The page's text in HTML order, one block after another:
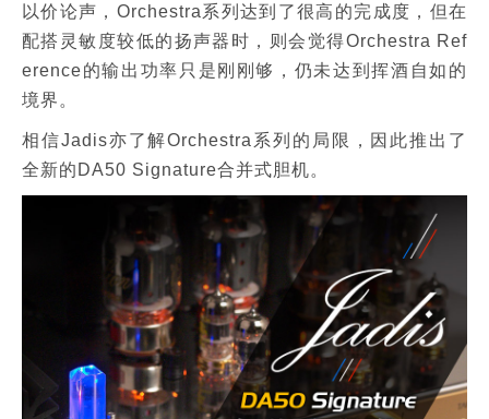
以价论声，Orchestra系列达到了很高的完成度，但在
配搭灵敏度较低的扬声器时，则会觉得Orchestra Ref
erence的输出功率只是刚刚够，仍未达到挥酒自如的
境界。
相信Jadis亦了解Orchestra系列的局限，因此推出了
全新的DA50 Signature合并式胆机。